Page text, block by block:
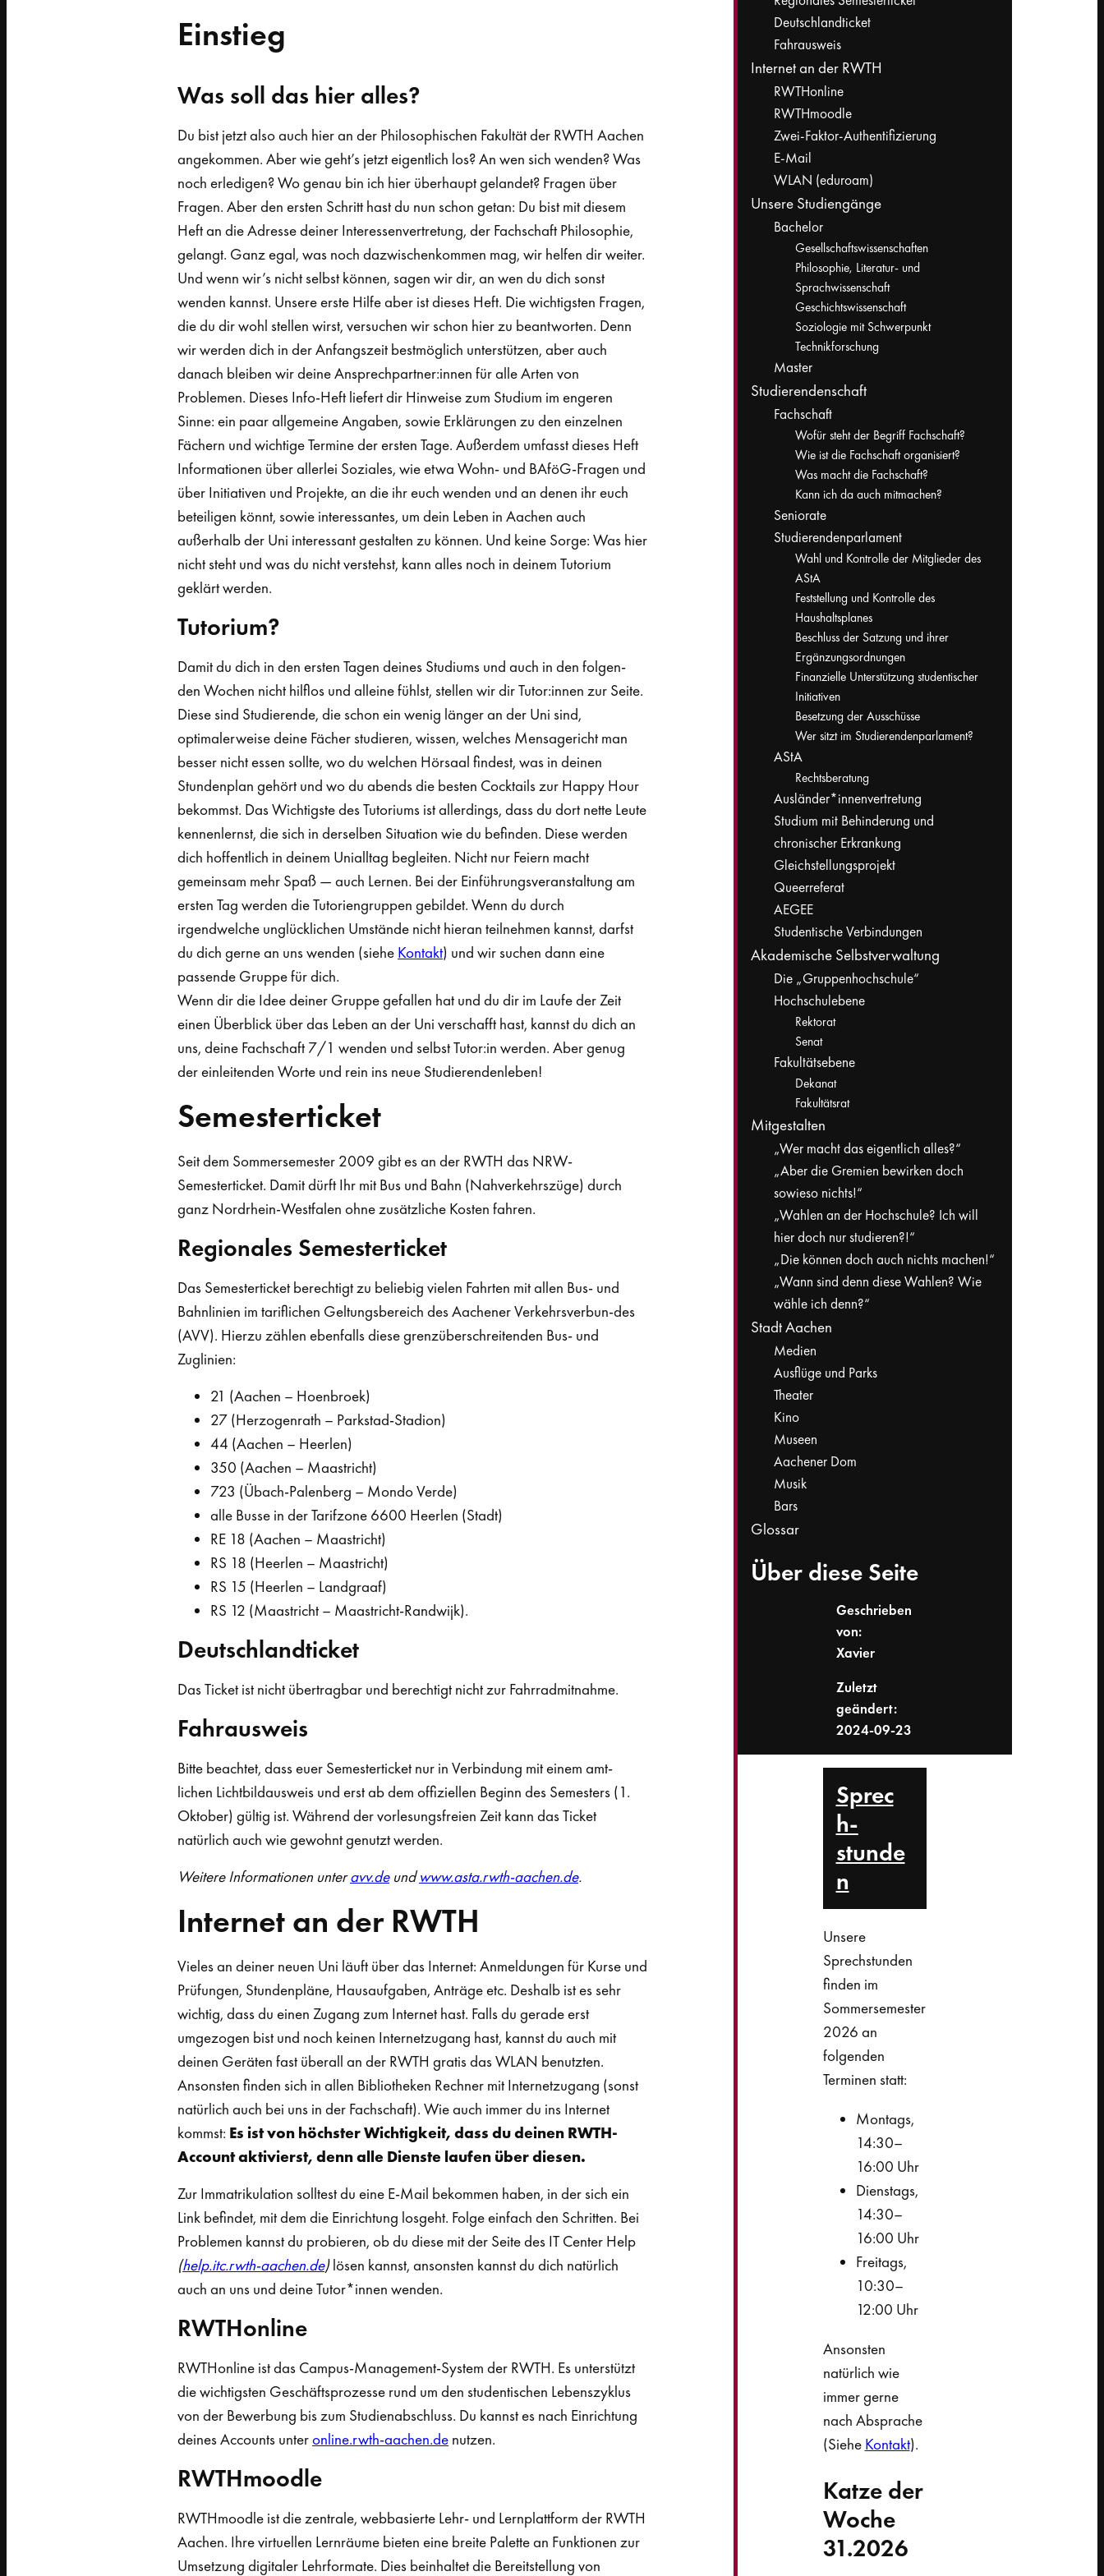
Einstieg
Was soll das hier alles?
Du bist jetzt also auch hier an der Philosophischen Fakultät der RWTH Aachen
angekommen. Aber wie geht’s jetzt eigentlich los? An wen sich wenden? Was
noch erledigen? Wo genau bin ich hier überhaupt gelandet? Fragen über
Fragen. Aber den ersten Schritt hast du nun schon getan: Du bist mit diesem
Heft an die Adresse deiner Interessenvertretung, der Fachschaft Philosophie,
gelangt. Ganz egal, was noch dazwischenkommen mag, wir helfen dir weiter.
Und wenn wir’s nicht selbst können, sagen wir dir, an wen du dich sonst
wenden kannst. Unsere erste Hilfe aber ist dieses Heft. Die wichtigsten Fragen,
die du dir wohl stellen wirst, versuchen wir schon hier zu beantworten. Denn
wir werden dich in der Anfangszeit bestmöglich unterstützen, aber auch
danach bleiben wir deine Ansprechpartner:innen für alle Arten von
Problemen. Dieses Info-Heft liefert dir Hinweise zum Studium im engeren
Sinne: ein paar allgemeine Angaben, sowie Erklärungen zu den einzelnen
Fächern und wichtige Termine der ersten Tage. Außerdem umfasst dieses Heft
Informationen über allerlei Soziales, wie etwa Wohn- und BAföG-Fragen und
über Initiativen und Projekte, an die ihr euch wenden und an denen ihr euch
beteiligen könnt, sowie interessantes, um dein Leben in Aachen auch
außerhalb der Uni interessant gestalten zu können. Und keine Sorge: Was hier
nicht steht und was du nicht verstehst, kann alles noch in deinem Tutorium
geklärt werden.
Tutorium?
Damit du dich in den ersten Tagen deines Studiums und auch in den folgen-
den Wochen nicht hilflos und alleine fühlst, stellen wir dir Tutor:innen zur Seite.
Diese sind Studierende, die schon ein wenig länger an der Uni sind,
optimalerweise deine Fächer studieren, wissen, welches Mensagericht man
besser nicht essen sollte, wo du welchen Hörsaal findest, was in deinen
Stundenplan gehört und wo du abends die besten Cocktails zur Happy Hour
bekommst. Das Wichtigste des Tutoriums ist allerdings, dass du dort nette Leute
kennenlernst, die sich in derselben Situation wie du befinden. Diese werden
dich hoffentlich in deinem Unialltag begleiten. Nicht nur Feiern macht
gemeinsam mehr Spaß — auch Lernen. Bei der Einführungsveranstaltung am
ersten Tag werden die Tutoriengruppen gebildet. Wenn du durch
irgendwelche unglücklichen Umstände nicht hieran teilnehmen kannst, darfst
du dich gerne an uns wenden (siehe Kontakt) und wir suchen dann eine
passende Gruppe für dich.
Wenn dir die Idee deiner Gruppe gefallen hat und du dir im Laufe der Zeit
einen Überblick über das Leben an der Uni verschafft hast, kannst du dich an
uns, deine Fachschaft 7/1 wenden und selbst Tutor:in werden. Aber genug
der einleitenden Worte und rein ins neue Studierendenleben!
Semesterticket
Seit dem Sommersemester 2009 gibt es an der RWTH das NRW-
Semesterticket. Damit dürft Ihr mit Bus und Bahn (Nahverkehrszüge) durch
ganz Nordrhein-Westfalen ohne zusätzliche Kosten fahren.
Regionales Semesterticket
Das Semesterticket berechtigt zu beliebig vielen Fahrten mit allen Bus- und
Bahnlinien im tariflichen Geltungsbereich des Aachener Verkehrsverbun-des
(AVV). Hierzu zählen ebenfalls diese grenzüberschreitenden Bus- und
Zuglinien:
21 (Aachen – Hoenbroek)
27 (Herzogenrath – Parkstad-Stadion)
44 (Aachen – Heerlen)
350 (Aachen – Maastricht)
723 (Übach-Palenberg – Mondo Verde)
alle Busse in der Tarifzone 6600 Heerlen (Stadt)
RE 18 (Aachen – Maastricht)
RS 18 (Heerlen – Maastricht)
RS 15 (Heerlen – Landgraaf)
RS 12 (Maastricht – Maastricht-Randwijk).
Deutschlandticket
Das Ticket ist nicht übertragbar und berechtigt nicht zur Fahrradmitnahme.
Fahrausweis
Bitte beachtet, dass euer Semesterticket nur in Verbindung mit einem amt-
lichen Lichtbildausweis und erst ab dem offiziellen Beginn des Semesters (1.
Oktober) gültig ist. Während der vorlesungsfreien Zeit kann das Ticket
natürlich auch wie gewohnt genutzt werden.
Weitere Informationen unteravv.deundwww.asta.rwth-aachen.de.
Internet an der RWTH
Vieles an deiner neuen Uni läuft über das Internet: Anmeldungen für Kurse und
Prüfungen, Stundenpläne, Hausaufgaben, Anträge etc. Deshalb ist es sehr
wichtig, dass du einen Zugang zum Internet hast. Falls du gerade erst
umgezogen bist und noch keinen Internetzugang hast, kannst du auch mit
deinen Geräten fast überall an der RWTH gratis das WLAN benutzten.
Ansonsten finden sich in allen Bibliotheken Rechner mit Internetzugang (sonst
natürlich auch bei uns in der Fachschaft). Wie auch immer du ins Internet
kommst: Es ist von höchster Wichtigkeit, dass du deinen RWTH-
Account aktivierst, denn alle Dienste laufen über diesen.
Zur Immatrikulation solltest du eine E-Mail bekommen haben, in der sich ein
Link befindet, mit dem die Einrichtung losgeht. Folge einfach den Schritten. Bei
Problemen kannst du probieren, ob du diese mit der Seite des IT Center Help
(help.itc.rwth-aachen.de)lösen kannst, ansonsten kannst du dich natürlich
auch an uns und deine Tutor*innen wenden.
RWTHonline
RWTHonline ist das Campus-Management-System der RWTH. Es unterstützt
die wichtigsten Geschäftsprozesse rund um den studentischen Lebenszyklus
von der Bewerbung bis zum Studienabschluss. Du kannst es nach Einrichtung
deines Accounts unteronline.rwth-aachen.de nutzen.
RWTHmoodle
RWTHmoodle ist die zentrale, webbasierte Lehr- und Lernplattform der RWTH
Aachen. Ihre virtuellen Lernräume bieten eine breite Palette an Funktionen zur
Umsetzung digitaler Lehrformate. Dies beinhaltet die Bereitstellung von
Deutschlandticket
Fahrausweis
Internet an der RWTH
RWTHonline
RWTHmoodle
Zwei-Faktor-Authentifizierung
E-Mail
WLAN (eduroam)
Unsere Studiengänge
Bachelor
Gesellschaftswissenschaften
Philosophie, Literatur- und
Sprachwissenschaft
Geschichtswissenschaft
Soziologie mit Schwerpunkt
Technikforschung
Master
Studierendenschaft
Fachschaft
Wofür steht der Begriff Fachschaft?
Wie ist die Fachschaft organisiert?
Was macht die Fachschaft?
Kann ich da auch mitmachen?
Seniorate
Studierendenparlament
Wahl und Kontrolle der Mitglieder des
AStA
Feststellung und Kontrolle des
Haushaltsplanes
Beschluss der Satzung und ihrer
Ergänzungsordnungen
Finanzielle Unterstützung studentischer
Initiativen
Besetzung der Ausschüsse
Wer sitzt im Studierendenparlament?
AStA
Rechtsberatung
Ausländer*innenvertretung
Studium mit Behinderung und
chronischer Erkrankung
Gleichstellungsprojekt
Queerreferat
AEGEE
Studentische Verbindungen
Akademische Selbstverwaltung
Die „Gruppenhochschule“
Hochschulebene
Rektorat
Senat
Fakultätsebene
Dekanat
Fakultätsrat
Mitgestalten
„Wer macht das eigentlich alles?“
„Aber die Gremien bewirken doch
sowieso nichts!“
„Wahlen an der Hochschule? Ich will
hier doch nur studieren?!“
„Die können doch auch nichts machen!“
„Wann sind denn diese Wahlen? Wie
wähle ich denn?“
Stadt Aachen
Medien
Ausflüge und Parks
Theater
Kino
Museen
Aachener Dom
Musik
Bars
Glossar
Über diese Seite
Geschrieben
von:
Xavier
Zuletzt
geändert:
2024-09-23
Sprec
h­
stunde
n
Unsere
Sprechstunden
finden im
Sommersemester
2026 an
folgenden
Terminen statt:
Montags,
14:30–
16:00 Uhr
Dienstags,
14:30–
16:00 Uhr
Freitags,
10:30–
12:00 Uhr
Ansonsten
natürlich wie
immer gerne
nach Absprache
(Siehe Kontakt).
Katze der
Woche
31.2026